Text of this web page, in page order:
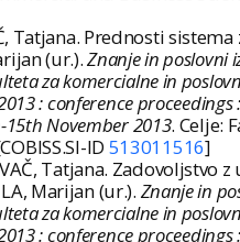
Tatjana. Prednosti
(ur.).Znanje in poslovni
za komercialne in
: conference
15th November 2013. Celje:
ID 513011516]
Tatjana.
Marijan (ur.). Znanje in
za komercialne in
: conference